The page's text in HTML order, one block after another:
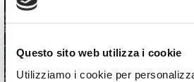
Questo sito web utilizza i cookie
Utilizziamo i cookie per